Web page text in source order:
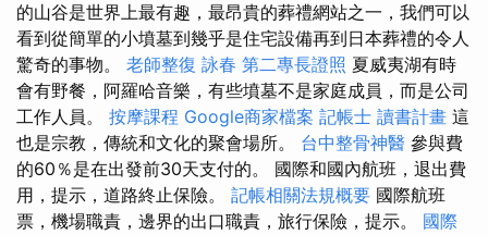
的山谷是世界上最有趣，最昂貴的葬禮網站之一，我們可以
看到從簡單的小墳墓到幾乎是住宅設備再到日本葬禮的令人
驚奇的事物。 老師整復 詠春 第二專長證照 夏威夷湖有時
會有野餐，阿羅哈音樂，有些墳墓不是家庭成員，而是公司
工作人員。 按摩課程 Google商家檔案 記帳士 讀書計畫 這
也是宗教，傳統和文化的聚會場所。 台中整骨神醫 參與費
的60％是在出發前30天支付的。 國際和國內航班，退出費
用，提示，道路終止保險。 記帳相關法規概要 國際航班
票，機場職責，邊界的出口職責，旅行保險，提示。 國際